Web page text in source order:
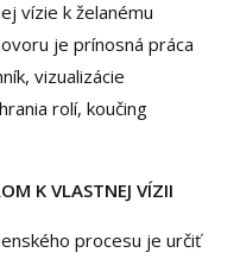
vízie k želanému
je prínosná práca
vizualizácie
rolí, koučing
K VLASTNEJ VÍZII
procesu je určiť